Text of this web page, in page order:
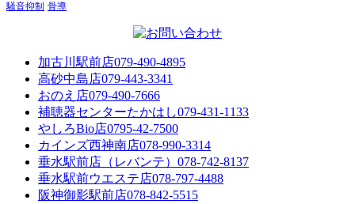
騒音抑制 骨導
加古川駅前店079-490-4895
高砂中島店079-443-3341
おのえ店079-490-7666
補聴器センターたかはし079-431-1133
やしろBio店0795-42-7500
カインズ西神南店078-990-3314
垂水駅前店（レバンテ） 078-742-8137
垂水駅前ウエステ店078-797-4488
阪神御影駅前店078-842-5515